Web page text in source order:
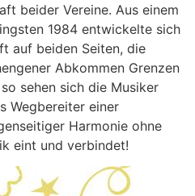
beider Vereine. Aus einem
1984 entwickelte sich
auf beiden Seiten, die
Abkommen Grenzen
sehen sich die Musiker
Wegbereiter einer
Harmonie ohne
eint und verbindet!